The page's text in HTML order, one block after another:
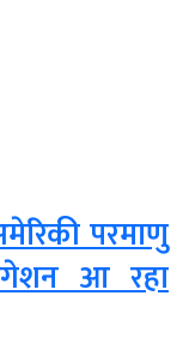
परमाणु
आ रहा